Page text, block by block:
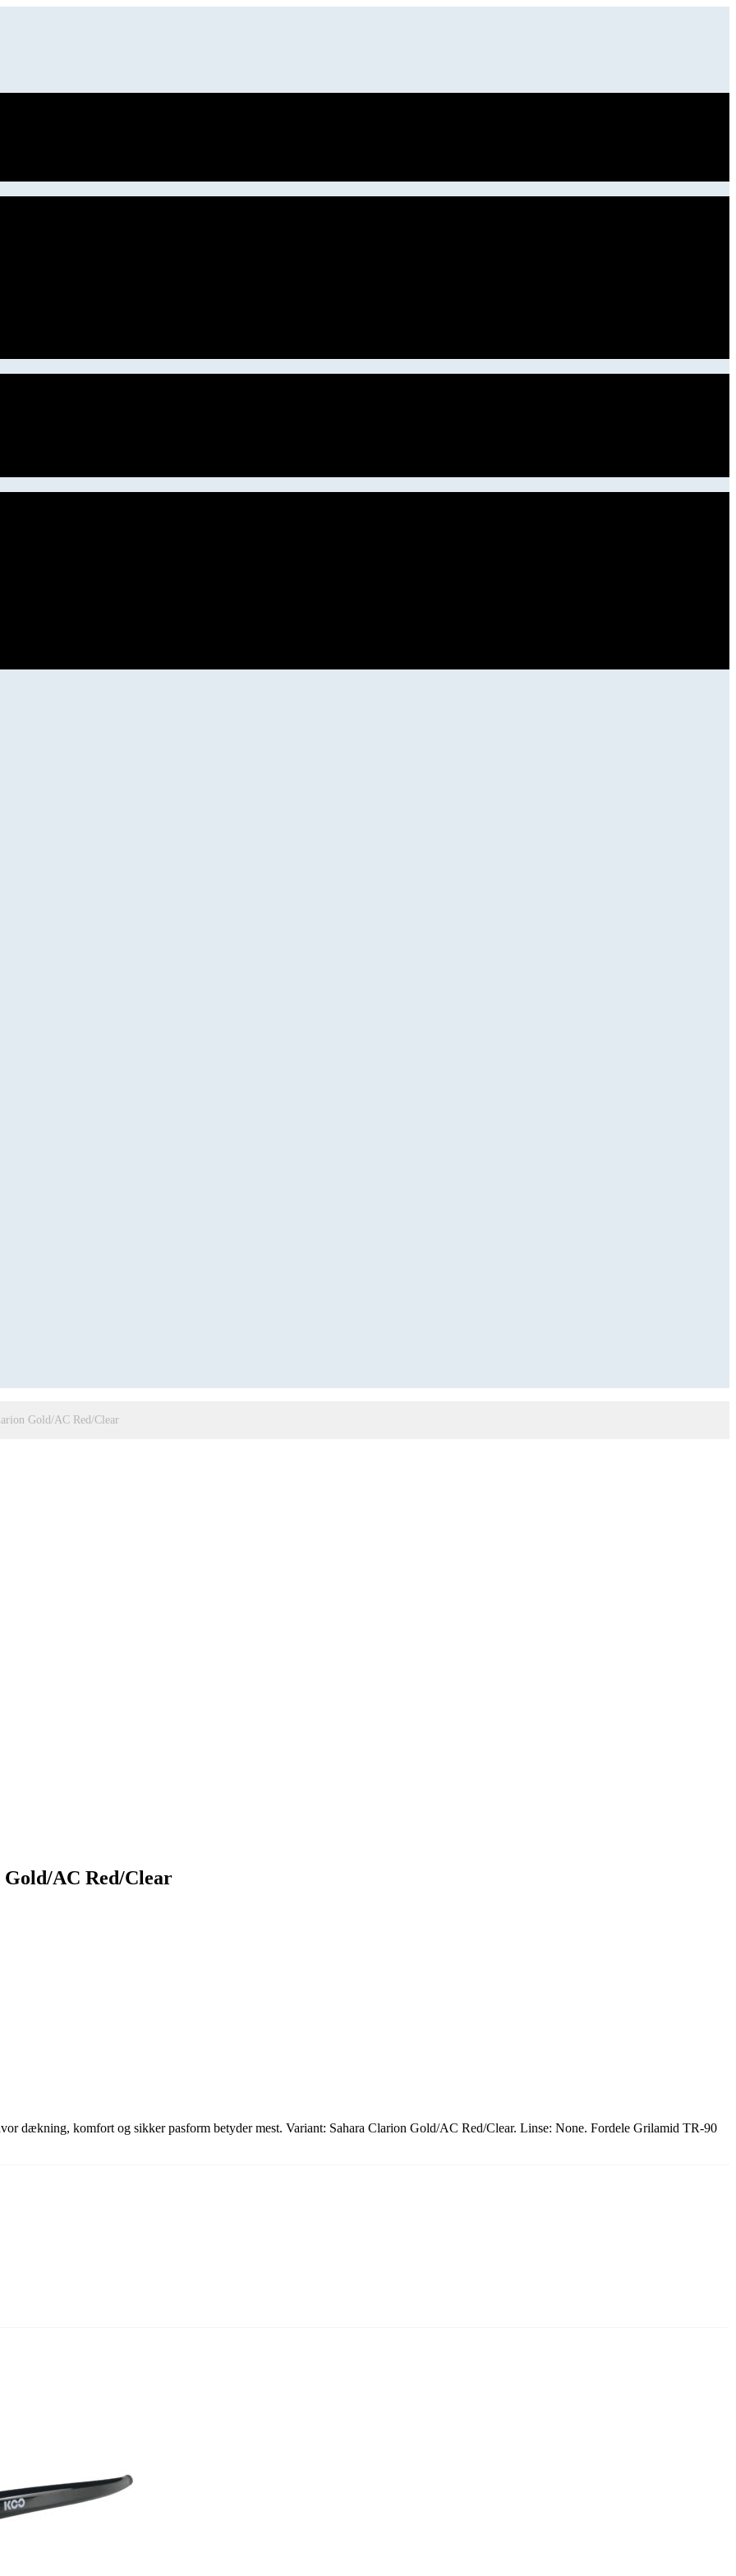
Gold/AC Red/Clear
AC Red/Clear
dækning, komfort og sikker pasform betyder mest. Variant: Sahara Clarion Gold/AC Red/Clear. Linse: None. Fordele Grilamid TR-90